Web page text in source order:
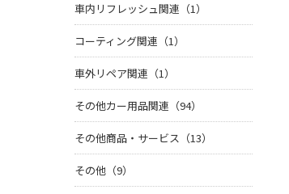
車内リフレッシュ関連（1）
コーティング関連（1）
車外リペア関連（1）
その他カー用品関連（94）
その他商品・サービス（13）
その他（9）